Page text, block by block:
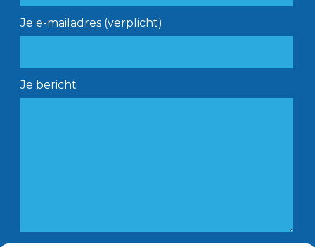
Je e-mailadres (verplicht)
Je bericht